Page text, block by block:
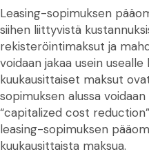
Leasing-sopimuksen
siihen liittyvistä
rekisteröintimaksut ja
voidaan jakaa usein usealle
kuukausittaiset maksut
sopimuksen alussa
“capitalized cost
leasing-sopimuksen
kuukausittaista maksua.